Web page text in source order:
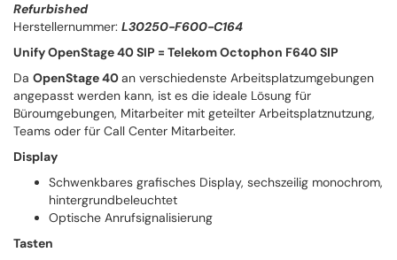
Refurbished
Herstellernummer: L30250-F600-C164
Unify OpenStage 40 SIP = Telekom Octophon F640 SIP
Da OpenStage 40an verschiedenste Arbeitsplatzumgebungen
angepasst werden kann, ist es die ideale Lösung für
Büroumgebungen, Mitarbeiter mit geteilter Arbeitsplatznutzung,
Teams oder für Call Center Mitarbeiter.
Display
Schwenkbares grafisches Display, sechszeilig monochrom,
hintergrundbeleuchtet
Optische Anrufsignalisierung
Tasten